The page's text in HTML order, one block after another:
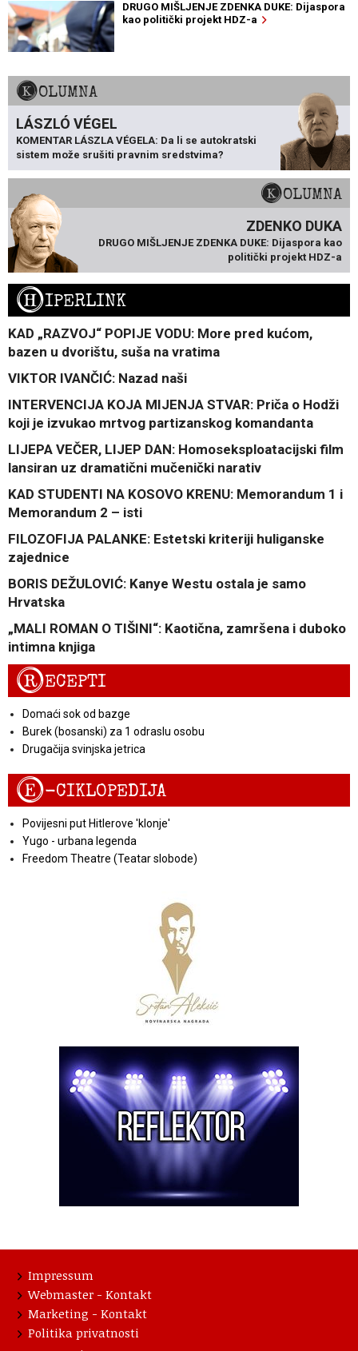
DRUGO MIŠLJENJE ZDENKA DUKE: Dijaspora
kao politički projekt HDZ-a
KOLUMNA
LÁSZLÓ VÉGEL
KOMENTAR LÁSZLA VÉGELA: Da li se autokratski
sistem može srušiti pravnim sredstvima?
KOLUMNA
ZDENKO DUKA
DRUGO MIŠLJENJE ZDENKA DUKE: Dijaspora kao
politički projekt HDZ-a
HIPERLINK
KAD „RAZVOJ“ POPIJE VODU: More pred kućom,
bazen u dvorištu, suša na vratima
VIKTOR IVANČIĆ: Nazad naši
INTERVENCIJA KOJA MIJENJA STVAR: Priča o Hodži
koji je izvukao mrtvog partizanskog komandanta
LIJEPA VEČER, LIJEP DAN: Homoseksploatacijski film
lansiran uz dramatični mučenički narativ
KAD STUDENTI NA KOSOVO KRENU: Memorandum 1 i
Memorandum 2 – isti
FILOZOFIJA PALANKE: Estetski kriteriji huliganske
zajednice
BORIS DEŽULOVIĆ: Kanye Westu ostala je samo
Hrvatska
„MALI ROMAN O TIŠINI“: Kaotična, zamršena i duboko
intimna knjiga
RECEPTI
Domaći sok od bazge
Burek (bosanski) za 1 odraslu osobu
Drugačija svinjska jetrica
E-CIKLOPEDIJA
Povijesni put Hitlerove 'klonje'
Yugo - urbana legenda
Freedom Theatre (Teatar slobode)
Impressum
Webmaster - Kontakt
Marketing - Kontakt
Politika privatnosti